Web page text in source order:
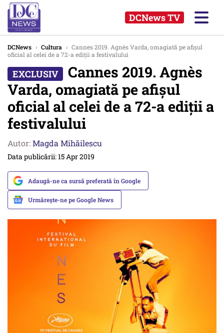
DCNews TV
DCNews › Cultura › Cannes 2019. Agnès Varda, omagiată pe afișul
oficial al celei de a 72-a ediții a festivalului
Cannes 2019. Agnès
Varda, omagiată pe afișul
oficial al celei de a 72-a ediții a
festivalului
Autor:Magda Mihăilescu
Data publicării: 15 Apr 2019
Adaugă-ne ca sursă preferată în Google
Urmărește-ne pe Google News